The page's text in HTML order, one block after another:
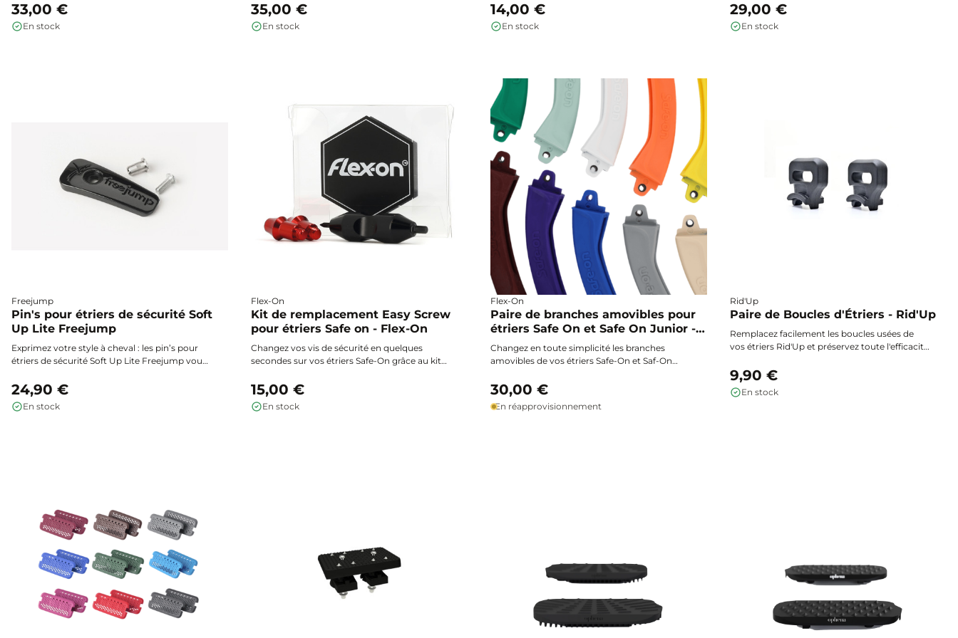
adaptez à tout moment vos étrivières PRO
GRIP à vos envies.
33,00 €
En stock
disponibles : grip antidérapant pour un confort
tout en douceur, ou ultra grip avec pointes
acier pour une stabilité et une adhérence
35,00 €
En stock
une serviette microfibre pour préserver la
propreté et la brillance sans risque de rayure.
14,00 €
En stock
renforcée pour vos étriers, pour une monte
confortable et performante en toutes
circonstances.
29,00 €
En stock
Freejump
Pin's pour étriers de sécurité Soft
Up Lite Freejump
Exprimez votre style à cheval : les pin’s pour
étriers de sécurité Soft Up Lite Freejump vous
étriers selon vos envies, grâce à un système
amovible simple et ludique.
24,90 €
En stock
Flex-On
Kit de remplacement Easy Screw
pour étriers Safe on - Flex-On
Changez vos vis de sécurité en quelques
secondes sur vos étriers Safe-On grâce au kit
chacune de vos séances.
15,00 €
En stock
Flex-On
Paire de branches amovibles pour
étriers Safe On et Safe On Junior -
Flex-On
Changez en toute simplicité les branches
amovibles de vos étriers Safe-On et Saf-On
optimale à chaque sortie.
30,00 €
En réapprovisionnement
Rid'Up
Paire de Boucles d'Étriers - Rid'Up
Remplacez facilement les boucles usées de
vos étriers Rid'Up et préservez toute l'efficacité
les modèles Rid'Up Plus et Fun, ces boucles
d'étriers assurent fiabilité et longévité pour vos
séances d'équitation.
9,90 €
En stock